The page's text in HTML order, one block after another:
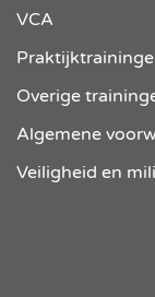
VCA
Overige
Algemene
Veiligheid en